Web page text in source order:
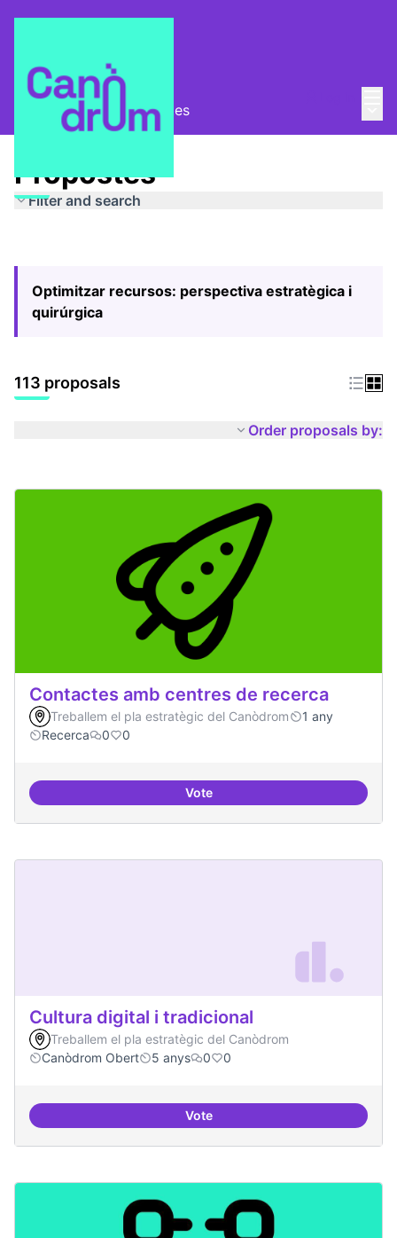
Pla Estratègic Propostes
Propostes
Filter and search
Optimitzar recursos: perspectiva estratègica i
quirúrgica
113 proposals
Order proposals by:
Contactes amb centres de recerca
Treballem el pla estratègic del Canòdrom
1 any
Recerca
0 0
VoteContactes amb centres de
Cultura digital i tradicional
Treballem el pla estratègic del Canòdrom
Canòdrom Obert
5 anys 0 0
VoteCultura digital i tradicional